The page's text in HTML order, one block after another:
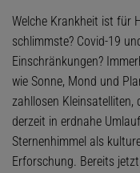
Welche Krankheit ist für
schlimmste? Covid-19
Einschränkungen?
wie Sonne, Mond und
zahllosen Kleinsatelliten,
derzeit in erdnahe
Sternenhimmel als
Erforschung. Bereits